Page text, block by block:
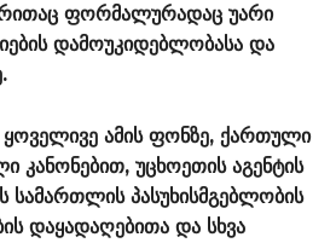
ფორმალურადაც უარი
დამოუკიდებლობასა და
ყოველივე ამის ფონზე, ქართული
კანონებით, უცხოეთის აგენტის
სამართლის პასუხისმგებლობის
დაყადაღებითა და სხვა